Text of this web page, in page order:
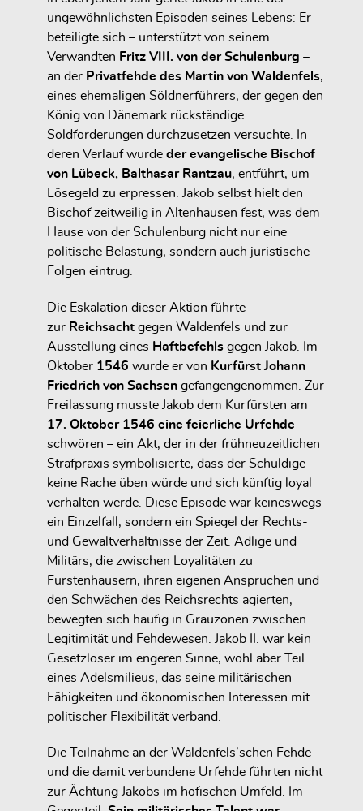
ungewöhnlichsten Episoden seines Lebens: Er
beteiligte sich – unterstützt von seinem
Verwandten Fritz VIII. von der Schulenburg –
an der Privatfehde des Martin von Waldenfels,
eines ehemaligen Söldnerführers, der gegen den
König von Dänemark rückständige
Soldforderungen durchzusetzen versuchte. In
deren Verlauf wurde der evangelische Bischof
von Lübeck, Balthasar Rantzau, entführt, um
Lösegeld zu erpressen. Jakob selbst hielt den
Bischof zeitweilig in Altenhausen fest, was dem
Hause von der Schulenburg nicht nur eine
politische Belastung, sondern auch juristische
Folgen eintrug.
Die Eskalation dieser Aktion führte
zur Reichsacht gegen Waldenfels und zur
Ausstellung eines Haftbefehls gegen Jakob. Im
Oktober 1546 wurde er von Kurfürst Johann
Friedrich von Sachsen gefangengenommen. Zur
Freilassung musste Jakob dem Kurfürsten am
17. Oktober 1546 eine feierliche Urfehde
schwören – ein Akt, der in der frühneuzeitlichen
Strafpraxis symbolisierte, dass der Schuldige
keine Rache üben würde und sich künftig loyal
verhalten werde. Diese Episode war keineswegs
ein Einzelfall, sondern ein Spiegel der Rechts-
und Gewaltverhältnisse der Zeit. Adlige und
Militärs, die zwischen Loyalitäten zu
Fürstenhäusern, ihren eigenen Ansprüchen und
den Schwächen des Reichsrechts agierten,
bewegten sich häufig in Grauzonen zwischen
Legitimität und Fehdewesen. Jakob II. war kein
Gesetzloser im engeren Sinne, wohl aber Teil
eines Adelsmilieus, das seine militärischen
Fähigkeiten und ökonomischen Interessen mit
politischer Flexibilität verband.
Die Teilnahme an der Waldenfels’schen Fehde
und die damit verbundene Urfehde führten nicht
zur Ächtung Jakobs im höfischen Umfeld. Im